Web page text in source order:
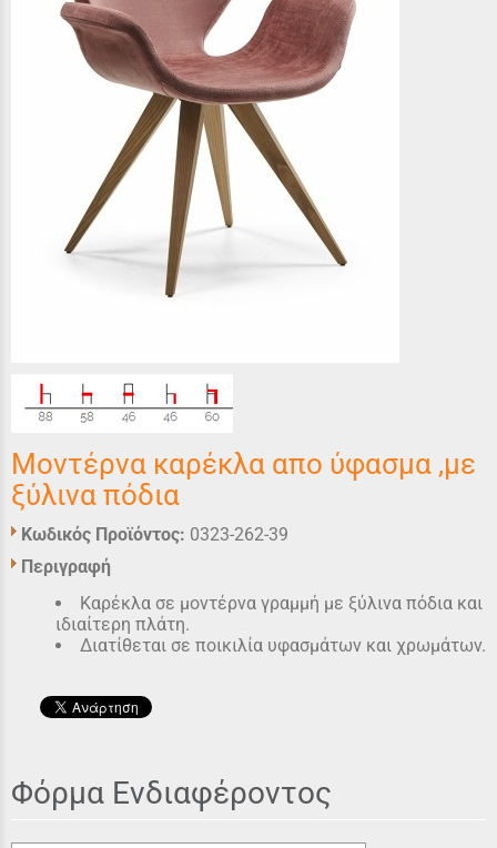
Μοντέρνα καρέκλα απο ύφασμα ,με
ξύλινα πόδια
Κωδικός Προϊόντος: 0323-262-39
Περιγραφή
Καρέκλα σε μοντέρνα γραμμή με ξύλινα πόδια και
ιδιαίτερη πλάτη.
Διατίθεται σε ποικιλία υφασμάτων και χρωμάτων.
Φόρμα Ενδιαφέροντος